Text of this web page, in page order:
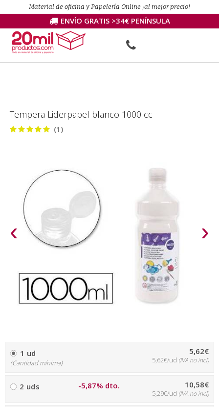
Material de oficina y Papelería Online ¡al mejor precio!
ENVÍO GRATIS >34€ PENÍNSULA
Tempera Liderpapel blanco 1000 cc
(1)
‹ ›
1 ud
(Cantidad mínima)
5,62€
5,62€/ud (IVA no incl)
2 uds -5,87% dto. 10,58€
5,29€/ud (IVA no incl)